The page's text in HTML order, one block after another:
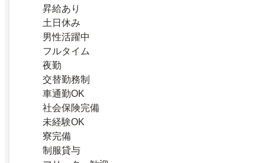
昇給あり
土日休み
男性活躍中
フルタイム
夜勤
交替勤務制
車通勤OK
社会保険完備
未経験OK
寮完備
制服貸与